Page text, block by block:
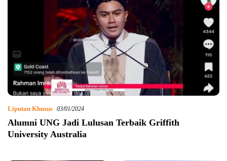
Liputan Khusus 03/01/2024
Alumni UNG Jadi Lulusan Terbaik Griffith
University Australia